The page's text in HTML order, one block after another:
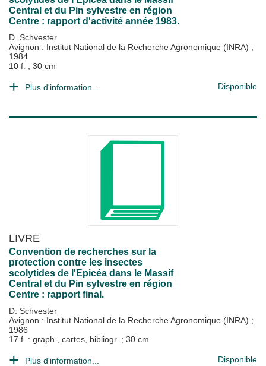
Central et du Pin sylvestre en région
Centre : rapport d'activité année 1983.
D. Schvester
Avignon : Institut National de la Recherche Agronomique (INRA) ;
1984
10 f. ; 30 cm
Plus d'information... Disponible
LIVRE
Convention de recherches sur la
protection contre les insectes
scolytides de l'Epicéa dans le Massif
Central et du Pin sylvestre en région
Centre : rapport final.
D. Schvester
Avignon : Institut National de la Recherche Agronomique (INRA) ;
1986
17 f. : graph., cartes, bibliogr. ; 30 cm
Plus d'information... Disponible